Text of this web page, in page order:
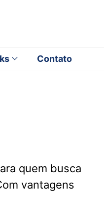
Contato
quem busca
vantagens